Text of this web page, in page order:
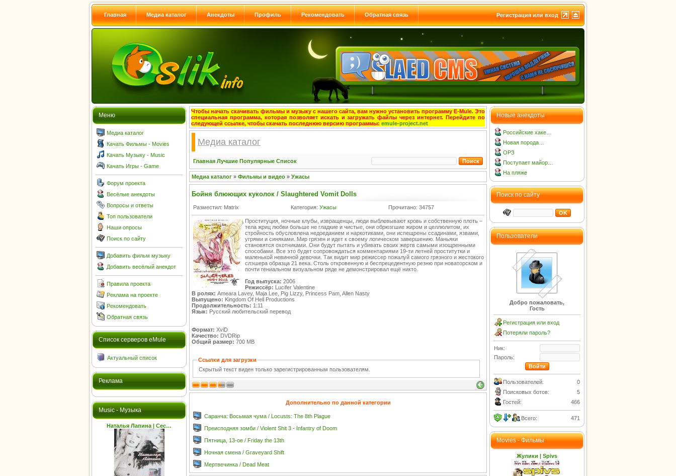
Регистрация или вход
Главная Медиа каталог Анекдоты Профиль Рекомендовать Обратная связь
Меню
Медиа каталог
Качать Фильмы - Movies
Качать Музыку - Music
Качать Игры - Game
Форум проекта
Весёлые анекдоты
Вопросы и ответы
Топ пользователи
Наши опросы
Поиск по сайту
Добавить фильм музыку
Добавить весёлый анекдот
Правила проекта
Реклама на проекте
Рекомендовать
Обратная связь
Cписок серверов eMule
Актуальный список
Реклама
Music - Музыка
Наталья Лапина | Сес…
Чтобы начать скачивать фильмы и музыку с нашего сайта, вам нужно установить программу E-Mule. Это
специальная программа, которая позволяет искать и загружать файлы через интернет. Перейдите по
следующей ссылке, чтобы скачать последнюю версию программы: emule-project.net
Медиа каталог
Главная Лучшие Популярные Список
Медиа каталог » Фильмы и видео » Ужасы
Бойня блюющих куколок / Slaughtered Vomit Dolls
Разместил: Matrix Категория: Ужасы Прочитано: 34757
Проституция, ночные клубы, извращенцы, люди выблевывают кровь и собственную плоть –
тела жриц любви больше не гладкие и чистые, они обрюзгшие жиром и целлюлитом, их
стройность обусловлена недоеданием и наркотиками, они испещрены ссадинами, язвами,
угрями и синяками. Мир грязен и идет к своему логическом завершению. Маньяки
становятся охотниками. Они будут пытать и убивать своих жертв самыми изощренными
способами. Все это будет сопровождаться комментариями 19-ти летней проститутки и
маленькой невинной девочки. Так видит мир режиссер пожалуй самого грязного и жестокого
слэшера образца 21 века. Столь откровенную и беспрецедентную резню при новаторском и
почти гениальном визуальном ряде не демонстрировал ещё никто.
Год выпуска: 2006
Режиссёр: Lucifer Valentine
В ролях: Ameara Lavey, Maja Lee, Pig Lizzy, Princess Pam, Allen Nasty
Выпущено: Kingdom Of Hell Productions
Продолжительность: 1:11
Язык: Русский любительский перевод
Формат: XviD
Качество: DVDRip
Общий размер: 700 МB
Ссылки для загрузки
Скрытый текст виден только зарегистрированным пользователям.
Дополнительно по данной категории
Саранча: Восьмая чума / Locusts: The 8th Plague
Преисподняя зомби / Violent Shit 3 - Infantry of Doom
Пятница, 13-ое / Friday the 13th
Ночная смена / Graveyard Shift
Мертвечинка / Dead Meat
Новые анекдоты
Российские хаке…
Новая порода…
ОРЗ
Поступает майор…
На пляже
Поиск по сайту
Пользователи
Добро пожаловать,
Гость
Регистрация или вход
Потеряли пароль?
Ник:
Пароль:
Пользователей:
0
Поисковых ботов:
5
Гостей:
466
Всего: 471
Movies - Фильмы
Жулики | Spivs